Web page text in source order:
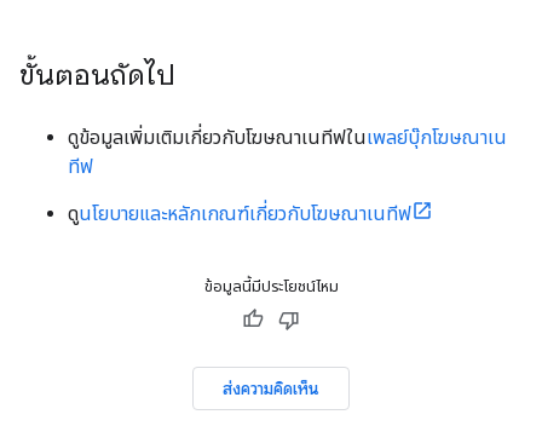
ขั้นตอนถัดไป
ดูข้อมูลเพิ่มเติมเกี่ยวกับโฆษณาเนทีฟในเพลย์บุ๊กโฆษณาเน
ทีฟ
ดูนโยบายและหลักเกณฑ์เกี่ยวกับโฆษณาเนทีฟ
ข้อมูลนี้มีประโยชน์ไหม
ส่งความคิดเห็น